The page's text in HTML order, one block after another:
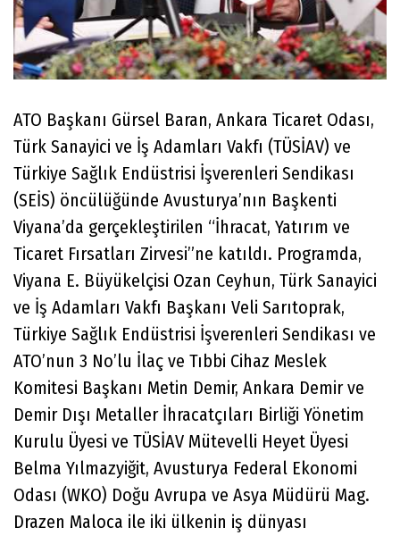
ATO Başkanı Gürsel Baran, Ankara Ticaret Odası,
Türk Sanayici ve İş Adamları Vakfı (TÜSİAV) ve
Türkiye Sağlık Endüstrisi İşverenleri Sendikası
(SEİS) öncülüğünde Avusturya’nın Başkenti
Viyana’da gerçekleştirilen “İhracat, Yatırım ve
Ticaret Fırsatları Zirvesi”ne katıldı. Programda,
Viyana E. Büyükelçisi Ozan Ceyhun, Türk Sanayici
ve İş Adamları Vakfı Başkanı Veli Sarıtoprak,
Türkiye Sağlık Endüstrisi İşverenleri Sendikası ve
ATO’nun 3 No’lu İlaç ve Tıbbi Cihaz Meslek
Komitesi Başkanı Metin Demir, Ankara Demir ve
Demir Dışı Metaller İhracatçıları Birliği Yönetim
Kurulu Üyesi ve TÜSİAV Mütevelli Heyet Üyesi
Belma Yılmazyiğit, Avusturya Federal Ekonomi
Odası (WKO) Doğu Avrupa ve Asya Müdürü Mag.
Drazen Maloca ile iki ülkenin iş dünyası